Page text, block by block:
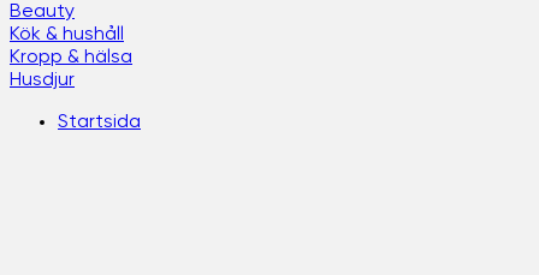
Beauty
Kök & hushåll
Kropp & hälsa
Husdjur
Startsida